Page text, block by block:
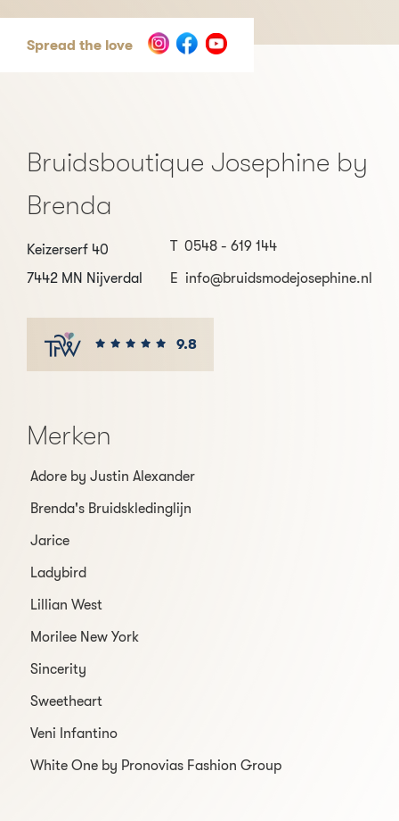
Spread the love
Bruidsboutique Josephine by
Brenda
Keizerserf 40
7442 MN Nijverdal
T 0548 - 619 144
E info@bruidsmodejosephine.nl
9.8
Merken
Adore by Justin Alexander
Brenda's Bruidskledinglijn
Jarice
Ladybird
Lillian West
Morilee New York
Sincerity
Sweetheart
Veni Infantino
White One by Pronovias Fashion Group